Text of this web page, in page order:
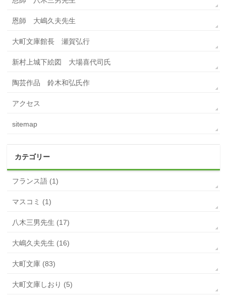
恩師 大嶋久夫先生
大町文庫館長 瀬賀弘行
新村上城下絵図 大場喜代司氏
陶芸作品 鈴木和弘氏作
アクセス
sitemap
カテゴリー
フランス語 (1)
マスコミ (1)
八木三男先生 (17)
大嶋久夫先生 (16)
大町文庫 (83)
大町文庫しおり (5)